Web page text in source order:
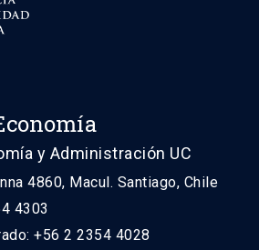
y Administración UC
4860, Macul. Santiago, Chile
4303
+56 2 2354 4028